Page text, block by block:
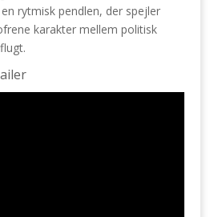
rytmisk pendlen, der spejler
karakter mellem politisk